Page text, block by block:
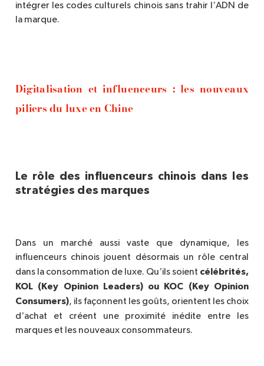
intégrer les codes culturels chinois sans trahir l ’ADN de
la marque.
Digitalisation et influenceurs : les nouveaux
piliers du luxe en Chine
Le rôle des influenceurs chinois dans les
stratégies des marques
Dans un marché aussi vaste que dynamique, les
influenceurs chinois jouent désormais un rôle central
dans la consommation de luxe. Qu’ils soient célébrités,
KOL (Key Opinion Leaders) ou KOC (Key Opinion
Consumers), ils façonnent les goûts, orientent les choix
d’achat et créent une proximité inédite entre les
marques et les nouveaux consommateurs.